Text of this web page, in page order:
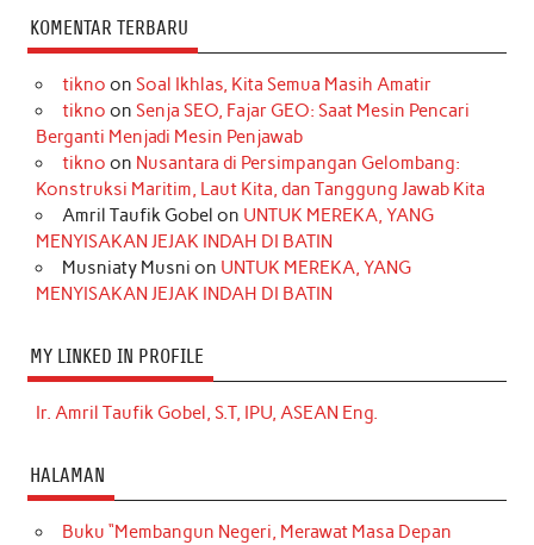
KOMENTAR TERBARU
tikno on Soal Ikhlas, Kita Semua Masih Amatir
tikno on Senja SEO, Fajar GEO: Saat Mesin Pencari
Berganti Menjadi Mesin Penjawab
tikno on Nusantara di Persimpangan Gelombang:
Konstruksi Maritim, Laut Kita, dan Tanggung Jawab Kita
Amril Taufik Gobel on UNTUK MEREKA, YANG
MENYISAKAN JEJAK INDAH DI BATIN
Musniaty Musni on UNTUK MEREKA, YANG
MENYISAKAN JEJAK INDAH DI BATIN
MY LINKED IN PROFILE
Ir. Amril Taufik Gobel, S.T, IPU, ASEAN Eng.
HALAMAN
Buku “Membangun Negeri, Merawat Masa Depan